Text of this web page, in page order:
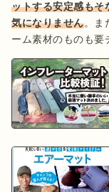
ットする安定感もそ
気になりません。ま
ーム素材のものも要